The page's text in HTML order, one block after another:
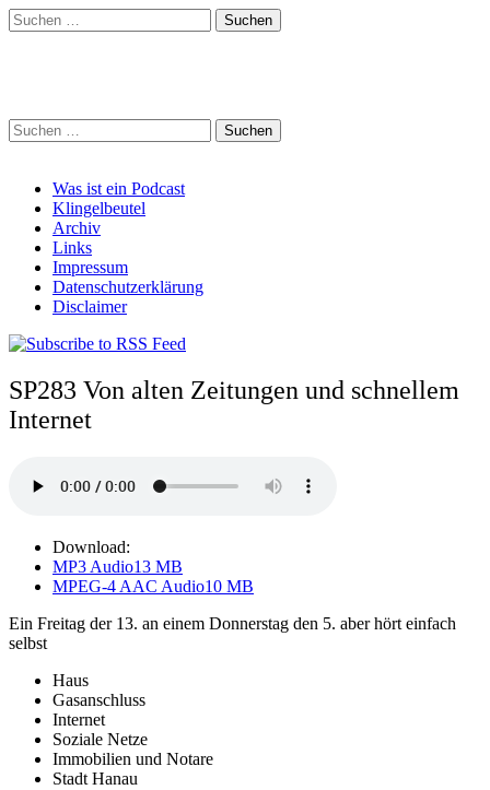
Suchen
nach:
Suchen
nach:
Main
menu
Skip
content
Was ist ein Podcast
Klingelbeutel
Archiv
Links
Impressum
Datenschutzerklärung
Disclaimer
SP283 Von alten Zeitungen und schnellem
Internet
Download:
MP3 Audio13 MB
MPEG-4 AAC Audio10 MB
Ein Freitag der 13. an einem Donnerstag den 5. aber hört einfach
selbst
Haus
Gasanschluss
Internet
Soziale Netze
Immobilien und Notare
Stadt Hanau